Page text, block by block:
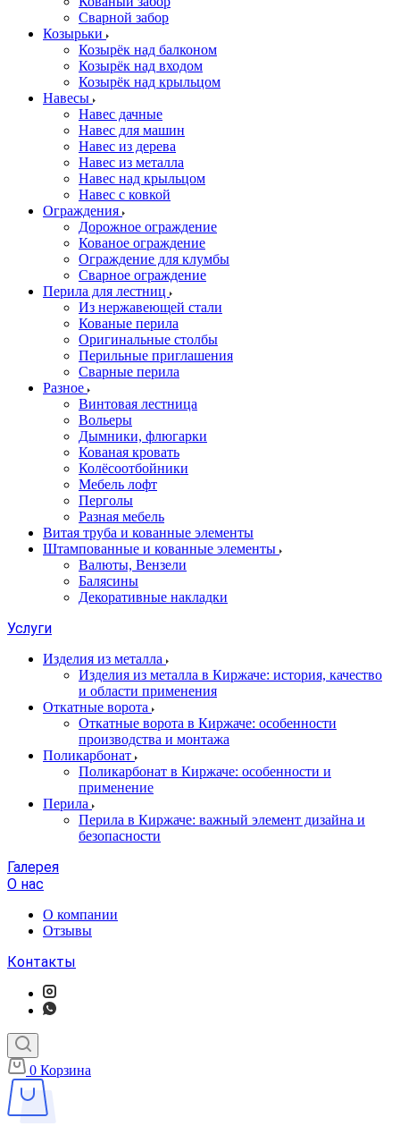
Сварной забор
Козырьки
Козырёк над балконом
Козырёк над входом
Козырёк над крыльцом
Навесы
Навес дачные
Навес для машин
Навес из дерева
Навес из металла
Навес над крыльцом
Навес с ковкой
Ограждения
Дорожное ограждение
Кованое ограждение
Ограждение для клумбы
Сварное ограждение
Перила для лестниц
Из нержавеющей стали
Кованые перила
Оригинальные столбы
Перильные приглашения
Сварные перила
Разное
Винтовая лестница
Вольеры
Дымники, флюгарки
Кованая кровать
Колёсоотбойники
Мебель лофт
Перголы
Разная мебель
Витая труба и кованные элементы
Штампованные и кованные элементы
Валюты, Вензели
Балясины
Декоративные накладки
Услуги
Изделия из металла
Изделия из металла в Киржаче: история, качество
и области применения
Откатные ворота
Откатные ворота в Киржаче: особенности
производства и монтажа
Поликарбонат
Поликарбонат в Киржаче: особенности и
применение
Перила
Перила в Киржаче: важный элемент дизайна и
безопасности
Галерея
О нас
О компании
Отзывы
Контакты
0 Корзина